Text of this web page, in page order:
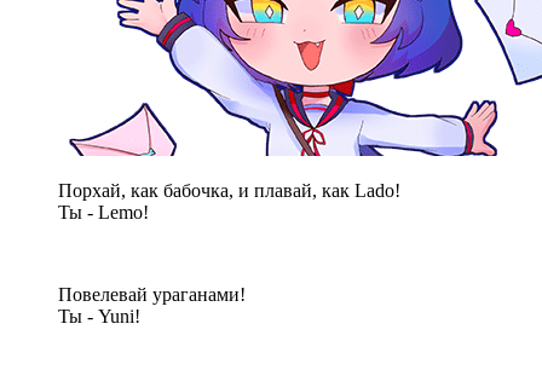
Порхай, как бабочка, и плавай, как Lado!
Ты - Lemo!
Повелевай ураганами!
Ты - Yuni!